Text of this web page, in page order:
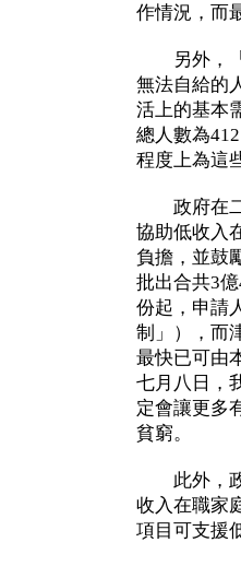
作情況，而
另外，「
無法自給的
活上的基本
總人數為
程度上為這
政府在二○
協助低收入
負擔，並鼓
批出合共3
份起，申請
制」），而
最快已可由
七月八日，
定會讓更多
貧窮。
此外，政
收入在職家
項目可支援